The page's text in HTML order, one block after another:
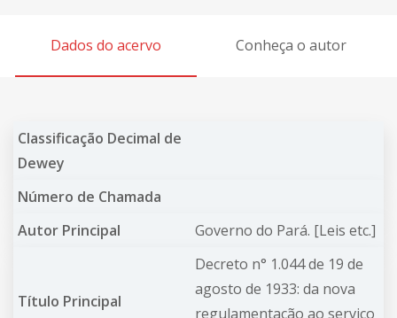
Dados do acervo Conheça o autor
Classificação Decimal de
Dewey
Número de Chamada
Autor Principal
Governo do Pará. [Leis etc.]
Título Principal
Decreto n° 1.044 de 19 de
agosto de 1933: da nova
regulamentação ao serviço